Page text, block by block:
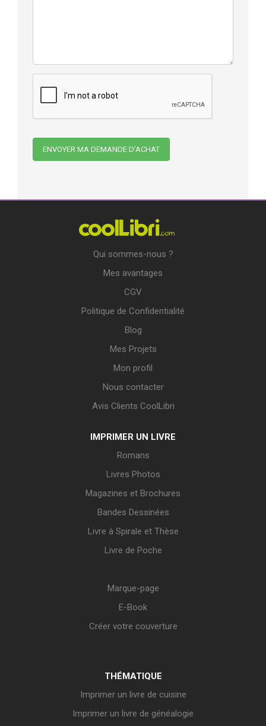
Qui sommes-nous ?
Mes avantages
CGV
Politique de Confidentialité
Blog
Mes Projets
Mon profil
Nous contacter
Avis Clients CoolLibri
IMPRIMER UN LIVRE
Romans
Livres Photos
Magazines et Brochures
Bandes Dessinées
Livre à Spirale et Thèse
Livre de Poche
Marque-page
E-Book
Créer votre couverture
THÉMATIQUE
Imprimer un livre de cuisine
Imprimer un livre de généalogie